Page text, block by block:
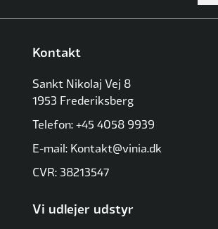
Kontakt
Sankt Nikolaj Vej 8
1953 Frederiksberg
Telefon: +45 4058 9939
E-mail: Kontakt@vinia.dk
CVR: 38213547
Vi udlejer udstyr